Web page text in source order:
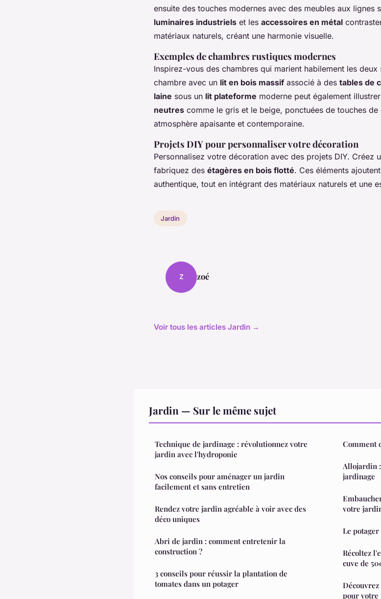
ensuite des touches modernes avec des meubles aux lignes
luminaires industriels et les accessoires en métal
matériaux naturels, créant une harmonie visuelle.
Exemples de chambres rustiques modernes
Inspirez-vous des chambres qui marient habilement les deux
chambre avec un lit en bois massif associé à des tables de
laine sous un lit plateforme moderne peut également
neutres comme le gris et le beige, ponctuées de touches de
atmosphère apaisante et contemporaine.
Projets DIY pour personnaliser votre décoration
Personnalisez votre décoration avec des projets DIY. Créez
fabriquez des étagères en bois flotté. Ces éléments
authentique, tout en intégrant des matériaux naturels et une
Jardin
Z zoé
Voir tous les articles Jardin →
Jardin — Sur le même sujet
Technique de jardinage : révolutionnez votre
jardin avec l'hydroponie
Nos conseils pour aménager un jardin
facilement et sans entretien
Rendez votre jardin agréable à voir avec des
déco uniques
Abri de jardin : comment entretenir la
construction ?
3 conseils pour réussir la plantation de
tomates dans un potager
Comment
Allojardin
jardinage
votre
Le
Récoltez
cuve de
pour votre